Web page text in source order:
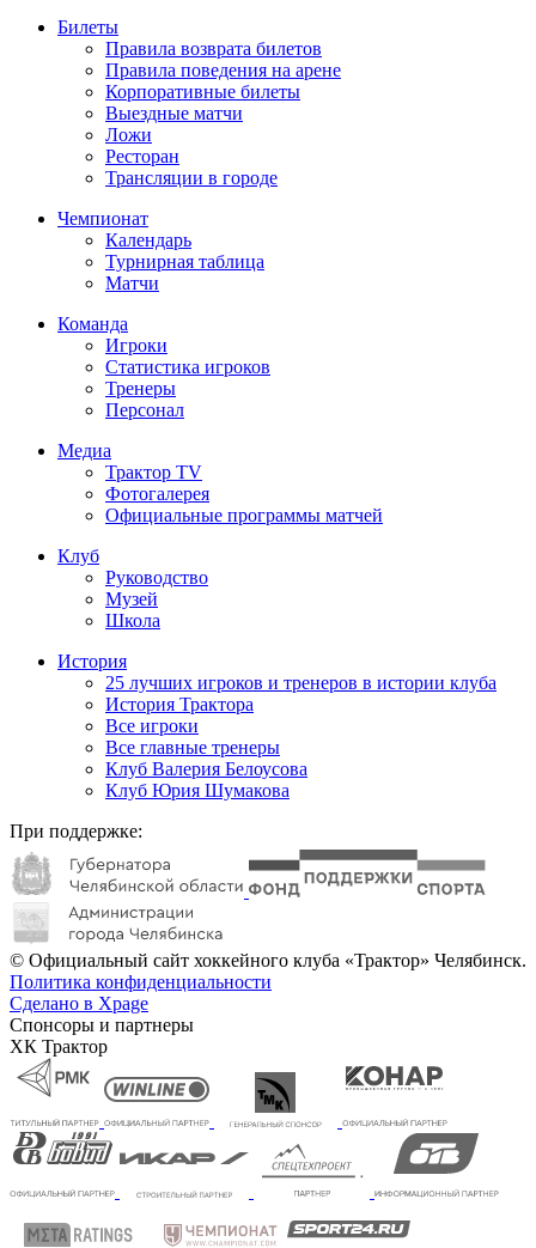
Билеты
Правила возврата билетов
Правила поведения на арене
Корпоративные билеты
Выездные матчи
Ложи
Ресторан
Трансляции в городе
Чемпионат
Календарь
Турнирная таблица
Матчи
Команда
Игроки
Статистика игроков
Тренеры
Персонал
Медиа
Трактор TV
Фотогалерея
Официальные программы матчей
Клуб
Руководство
Музей
Школа
История
25 лучших игроков и тренеров в истории клуба
История Трактора
Все игроки
Все главные тренеры
Клуб Валерия Белоусова
Клуб Юрия Шумакова
При поддержке:
© Официальный сайт хоккейного клуба «Трактор» Челябинск.
Политика конфиденциальности
Сделано в Xpage
Спонсоры и партнеры
ХК Трактор